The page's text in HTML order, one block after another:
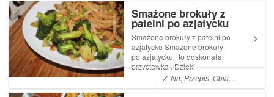
Artykuł Pierś z kaczki Hoisin
pochodzi z serwisu Ogrodnik
w podróży. ...
Smażone brokuły z
patelni po azjatycku
Smażone brokuły z patelni po
azjatycku Smażone brokuły
po azjatycku , to doskonała
przystawka . Dzięki
zrównoważonym słodko
kwaskowym smakom i nucie
Z,Na,Przepis,Obiad ,